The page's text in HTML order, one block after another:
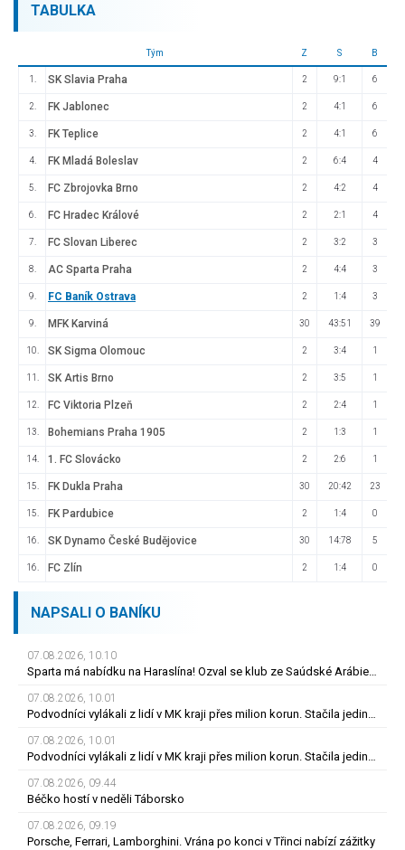
TABULKA
Tým Z S B
1. SK Slavia Praha 2 9:1 6
2. FK Jablonec 2 4:1 6
3. FK Teplice 2 4:1 6
4. FK Mladá Boleslav 2 6:4 4
5. FC Zbrojovka Brno 2 4:2 4
6. FC Hradec Králové 2 2:1 4
7. FC Slovan Liberec 2 3:2 3
8. AC Sparta Praha 2 4:4 3
9. FC Baník Ostrava 2 1:4 3
9. MFK Karviná 30 43:51 39
10. SK Sigma Olomouc 2 3:4 1
11. SK Artis Brno 2 3:5 1
12. FC Viktoria Plzeň 2 2:4 1
13. Bohemians Praha 1905 2 1:3 1
14. 1. FC Slovácko 2 2:6 1
15. FK Dukla Praha 30 20:42 23
15. FK Pardubice 2 1:4 0
16. SK Dynamo České Budějovice 30 14:78 5
16. FC Zlín 2 1:4 0
NAPSALI O BANÍKU
07.08.2026, 10.10
Sparta má nabídku na Haraslína! Ozval se klub ze Saúdské Arábie, jedná se
07.08.2026, 10.01
Podvodníci vylákali z lidí v MK kraji přes milion korun. Stačila jediná zpráva
07.08.2026, 10.01
Podvodníci vylákali z lidí v MK kraji přes milion korun. Stačila jediná zpráva
07.08.2026, 09.44
Béčko hostí v neděli Táborsko
07.08.2026, 09.19
Porsche, Ferrari, Lamborghini. Vrána po konci v Třinci nabízí zážitky